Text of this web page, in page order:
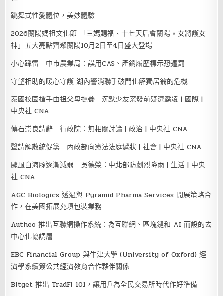
跳舞式性愛體位，美妙體驗
2026蘭陽媽祖文化節 「三媽賜福 × 十七天后會蘭陽 × 女將護女
神」五大亮點齊聚蘭陽10月2日至4日盛大登場
小心踩雷 中市農業局：誤用CAS、產銷履歷標示恐遭罰
守望相助的暖心守護 湖內警消聯手破門化解獨居翁的危機
泰國校園槍手由祖父母撫養 沉默少友案發前疑遭霸凌 | 國際 |
中央社 CNA
傳石崇良請辭 行政院：無相關討論 | 政治 | 中央社 CNA
聲請解散統促黨 內政部向憲法法庭遞狀 | 社會 | 中央社 CNA
颱風白海豚逐漸減弱 吳德榮：中北部防劇烈降雨 | 生活 | 中央
社 CNA
AGC Biologics 透過與 Pyramid Pharma Services 開展策略合
作，在美國拓展充填包裝業務
Autheo 推出互聯網操作系統：為互聯網、區塊鏈和 AI 而設的去
中心化協調層
EBC Financial Group 與牛津大學 (University of Oxford) 經
濟學系續簽公共經濟教育合作夥伴關係
Bitget 推出 TradFi 101，讓用戶為全民交易所時代作好準備